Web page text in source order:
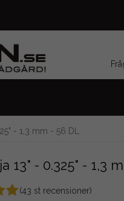
- 1,3 mm - 56 DL
13" - 0.325" - 1,3
(43 st recensioner)